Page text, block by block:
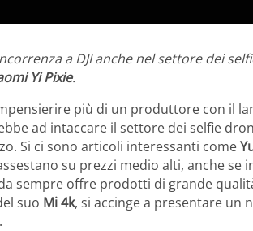
a DJI anche nel settore dei
Yi Pixie.
più di un produttore con il
ad intaccare il settore dei selfie
Si ci sono articoli interessanti come
su prezzi medio alti, anche se
sempre offre prodotti di grande
suo Mi 4k, si accinge a presentare un